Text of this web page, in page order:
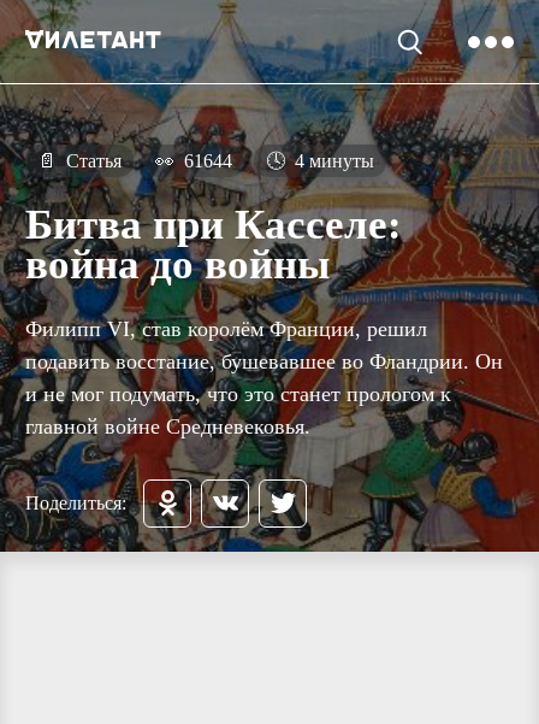
📄 Статья 👀 61644 🕓 4 минуты
Битва при Касселе:
война до войны
Филипп VI, став королём Франции, решил
подавить восстание, бушевавшее во Фландрии. Он
и не мог подумать, что это станет прологом к
главной войне Средневековья.
Поделиться: